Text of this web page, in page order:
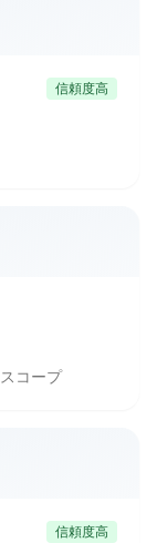
信頼度高
コープ
信頼度高